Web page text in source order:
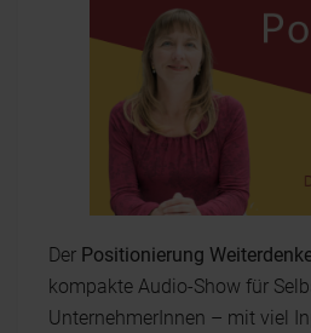
Der Positionierung
kompakte Audio-Show für
UnternehmerInnen – mit viel